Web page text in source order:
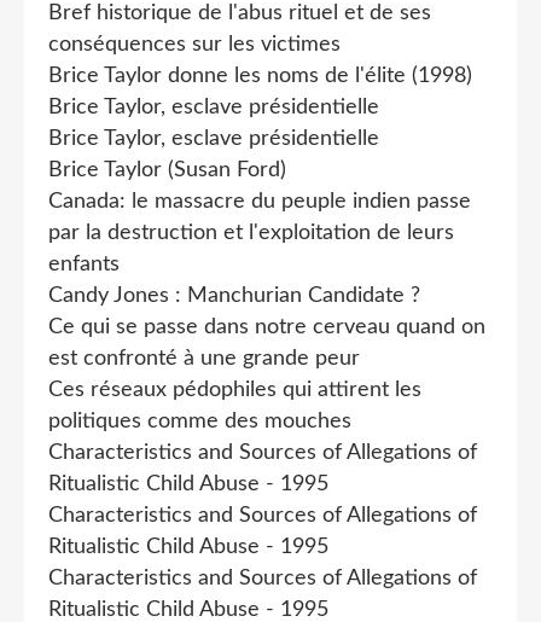
Bref historique de l'abus rituel et de ses
conséquences sur les victimes
Brice Taylor donne les noms de l'élite (1998)
Brice Taylor, esclave présidentielle
Brice Taylor, esclave présidentielle
Brice Taylor (Susan Ford)
Canada: le massacre du peuple indien passe
par la destruction et l'exploitation de leurs
enfants
Candy Jones : Manchurian Candidate ?
Ce qui se passe dans notre cerveau quand on
est confronté à une grande peur
Ces réseaux pédophiles qui attirent les
politiques comme des mouches
Characteristics and Sources of Allegations of
Ritualistic Child Abuse - 1995
Characteristics and Sources of Allegations of
Ritualistic Child Abuse - 1995
Characteristics and Sources of Allegations of
Ritualistic Child Abuse - 1995